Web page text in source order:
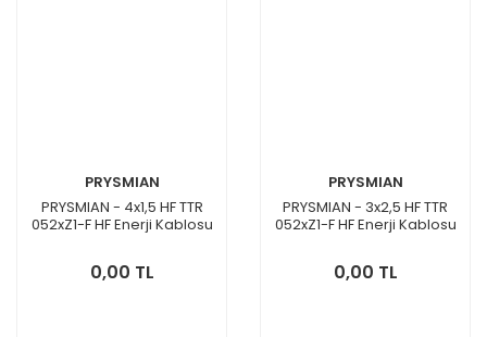
PRYSMIAN
PRYSMIAN - 4x1,5 HF TTR
052xZ1-F HF Enerji Kablosu
0,00 TL
PRYSMIAN
PRYSMIAN - 3x2,5 HF TTR
052xZ1-F HF Enerji Kablosu
0,00 TL